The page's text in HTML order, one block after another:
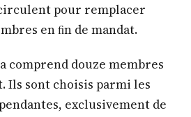
pour remplacer
en ﬁn de mandat.
comprend douze membres
Ils sont choisis parmi les
exclusivement de